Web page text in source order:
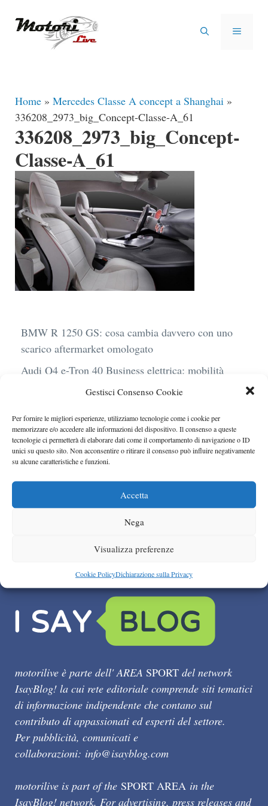
Gestisci Consenso Cookie
Per fornire le migliori esperienze, utilizziamo tecnologie come i cookie per
memorizzare e/o accedere alle informazioni del dispositivo. Il consenso a queste
tecnologie ci permetterà di elaborare dati come il comportamento di navigazione o ID
unici su questo sito. Non acconsentire o ritirare il consenso può influire negativamente
su alcune caratteristiche e funzioni.
Accetta
Nega
Visualizza preferenze
Cookie PolicyDichiarazione sulla Privacy
MENU
Home » Mercedes Classe A concept a Shanghai »
336208_2973_big_Concept-Classe-A_61
336208_2973_big_Concept-
Classe-A_61
BMW R 1250 GS: cosa cambia davvero con uno
scarico aftermarket omologato
Audi Q4 e-Tron 40 Business elettrica: mobilità
sostenibile, stile, anche con noleggio a lungo
Ufficiale l’arrivo degli stop lampeggianti
obbligatori in Italia
Le caratteristiche del motore Turbo 100 di
Peugeot
Auto a noleggio in aeroporto: gli extra che non ti
aspetti al momento del ritiro
motorilive è parte dell' AREA SPORT del network
IsayBlog! la cui rete editoriale comprende siti tematici
di informazione indipendente che contano sul
contributo di appassionati ed esperti del settore.
Per pubblicità, comunicati e
collaborazioni: info@isayblog.com
motorilive is part of the SPORT AREA in the
IsayBlog! network. For advertising, press releases and